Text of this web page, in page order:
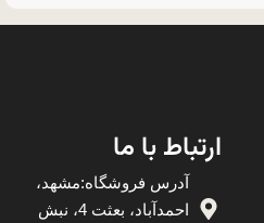
ارتباط با ما
آدرس فروشگاه:مشهد،
احمدآباد، بعثت 4، نبش